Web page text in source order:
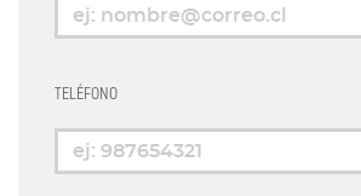
TELÉFONO